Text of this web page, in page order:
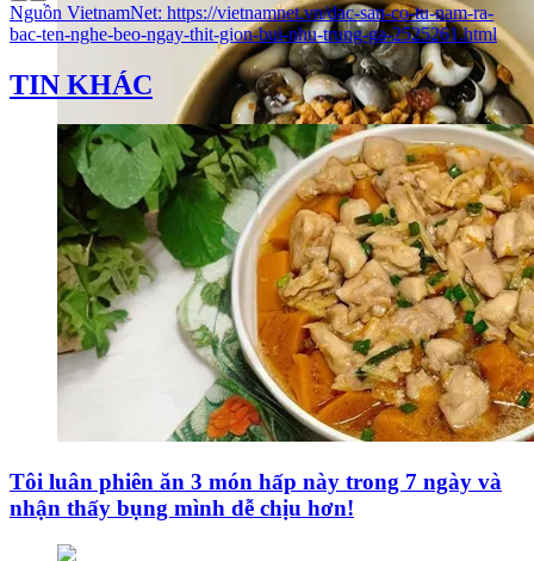
Nguồn VietnamNet: https://vietnamnet.vn/dac-san-co-tu-nam-ra-
bac-ten-nghe-beo-ngay-thit-gion-bui-nhu-trung-ga-2525261.html
TIN KHÁC
Tôi luân phiên ăn 3 món hấp này trong 7 ngày và
nhận thấy bụng mình dễ chịu hơn!